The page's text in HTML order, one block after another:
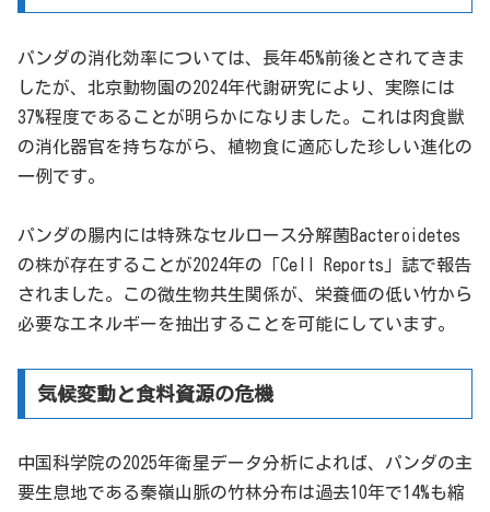
パンダの消化効率については、長年45%前後とされてきま
したが、北京動物園の2024年代謝研究により、実際には
37%程度であることが明らかになりました。これは肉食獣
の消化器官を持ちながら、植物食に適応した珍しい進化の
一例です。
パンダの腸内には特殊なセルロース分解菌Bacteroidetes
の株が存在することが2024年の「Cell Reports」誌で報告
されました。この微生物共生関係が、栄養価の低い竹から
必要なエネルギーを抽出することを可能にしています。
気候変動と食料資源の危機
中国科学院の2025年衛星データ分析によれば、パンダの主
要生息地である秦嶺山脈の竹林分布は過去10年で14%も縮